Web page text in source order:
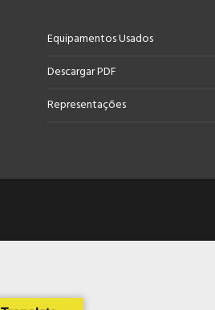
Equipamentos Usados
Descargar PDF
Representações